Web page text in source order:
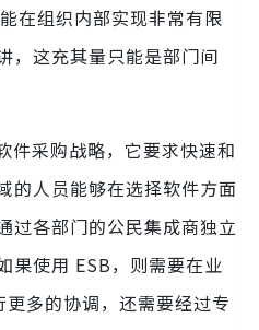
在组织内部实现非常有限
，这充其量只能是部门间
件采购战略，它要求快速和
的人员能够在选择软件方面
过各部门的公民集成商独立
果使用 ESB，则需要在业
多的协调，还需要经过专